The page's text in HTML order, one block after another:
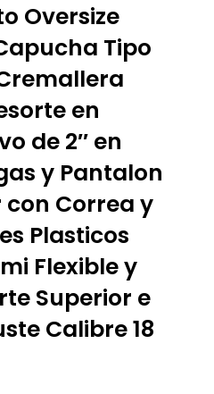
Oversize
Tipo
en
de 2″ en
y Pantalon
Correa y
Plasticos
Flexible y
Superior e
Calibre 18